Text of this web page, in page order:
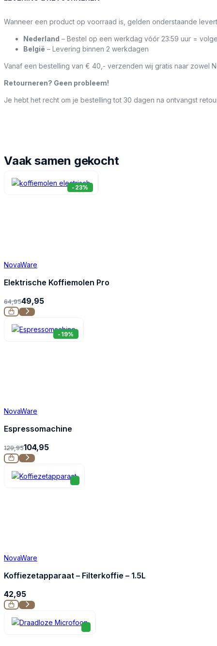
De RVS behuizing met antikleeflaag zorgt ervoor dat het
Afmetingen: 15,5 cm x 14,5 cm x 18,5 cm
Materiaal: RVS met antikleeflaag
Veiligheid: Automatische uitschakeling
Bediening: Digitaal bedieningspaneel
Wanneer een product op voorraad is, gelden onderstaande
Nederland – Bestel op een werkdag vóór 23:59 uur =
België – Levering binnen 2 werkdagen
Vanaf een bestelling van € 40,- verzenden wij gratis naar zowel
Retourneren? Geen probleem!
Je hebt het recht om je bestelling tot 30 dagen na ontvangst
Vaak samen gekocht
-23%
NovaWare
Elektrische Koffiemolen Pro
64,9549,95
-19%
NovaWare
Espressomachine
129,95104,95
NovaWare
Koffiezetapparaat – Filterkoffie – 1.5L
42,95